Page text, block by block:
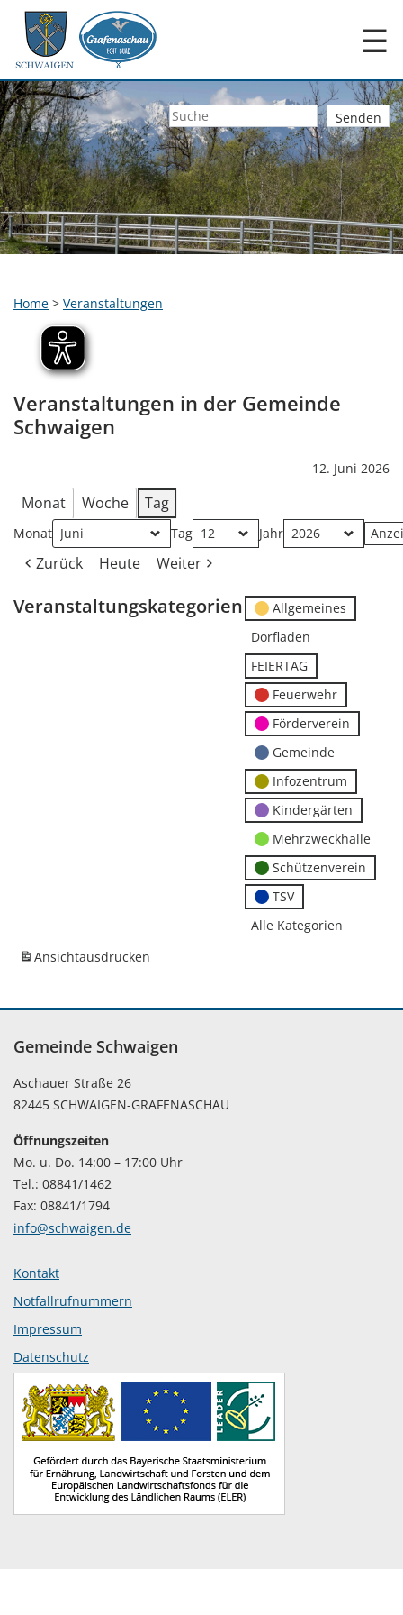
☰
Home > Veranstaltungen
Veranstaltungen in der Gemeinde
Schwaigen
12. Juni 2026
Monat Woche Tag
Monat Tag Jahr
Zurück Heute Weiter
Veranstaltungskategorien
Allgemeines
Dorfladen
FEIERTAG
Feuerwehr
Förderverein
Gemeinde
Infozentrum
Kindergärten
Mehrzweckhalle
Schützenverein
TSV
Alle Kategorien
Ansichtausdrucken
Gemeinde Schwaigen
Aschauer Straße 26
82445 SCHWAIGEN-GRAFENASCHAU
Öffnungszeiten
Mo. u. Do. 14:00 – 17:00 Uhr
Tel.: 08841/1462
Fax: 08841/1794
info@schwaigen.de
Kontakt
Notfallrufnummern
Impressum
Datenschutz